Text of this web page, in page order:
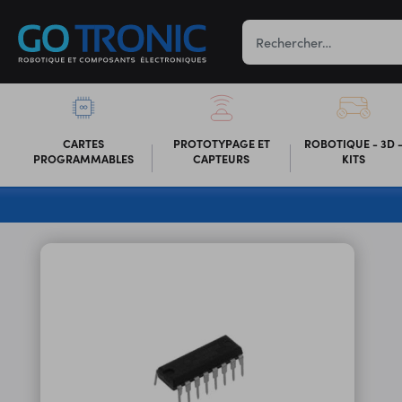
CARTES
PROGRAMMABLES
PROTOTYPAGE ET
CAPTEURS
ROBOTIQUE - 3D -
KITS